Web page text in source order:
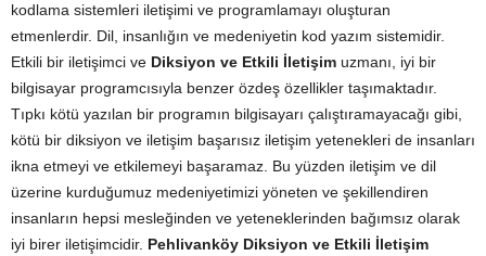
kodlama sistemleri iletişimi ve programlamayı oluşturan
etmenlerdir. Dil, insanlığın ve medeniyetin kod yazım sistemidir.
Etkili bir iletişimci ve Diksiyon ve Etkili İletişim uzmanı, iyi bir
bilgisayar programcısıyla benzer özdeş özellikler taşımaktadır.
Tıpkı kötü yazılan bir programın bilgisayarı çalıştıramayacağı gibi,
kötü bir diksiyon ve iletişim başarısız iletişim yetenekleri de insanları
ikna etmeyi ve etkilemeyi başaramaz. Bu yüzden iletişim ve dil
üzerine kurduğumuz medeniyetimizi yöneten ve şekillendiren
insanların hepsi mesleğinden ve yeteneklerinden bağımsız olarak
iyi birer iletişimcidir. Pehlivanköy Diksiyon ve Etkili İletişim